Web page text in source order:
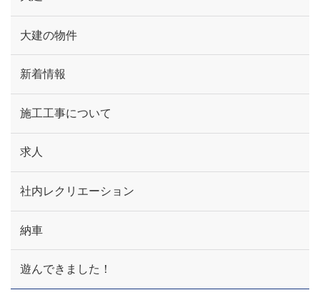
大建の物件
新着情報
施工工事について
求人
社内レクリエーション
納車
遊んできました！